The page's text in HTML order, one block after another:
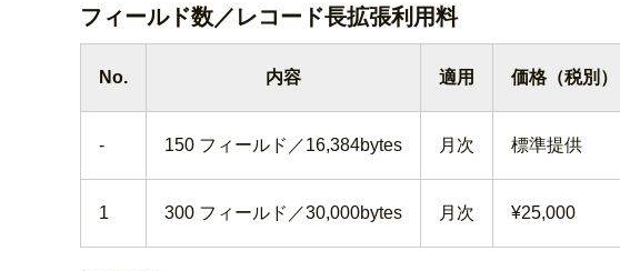
フィールド数／レコード長拡張利用料
No. 内容 適用 価格（税別）
- 150 フィールド／16,384bytes 月次 標準提供
1 300 フィールド／30,000bytes 月次 ¥25,000